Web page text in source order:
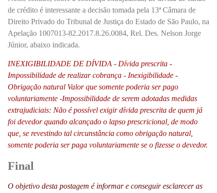
de crédito é interessante a decisão tomada pela 13ª Câmara de
Direito Privado do Tribunal de Justiça do Estado de São Paulo, na
Apelação 1007013-82.2017.8.26.0084, Rel. Des. Nelson Jorge
Júnior, abaixo indicada.
INEXIGIBILIDADE DE DÍVIDA - Dívida prescrita -
Impossibilidade de realizar cobrança - Inexigibilidade -
Obrigação natural Valor que somente poderia ser pago
voluntariamente -Impossibilidade de serem adotadas medidas
extrajudiciais: Não é possível exigir dívida prescrita de quem já
foi devedor quando alcançado o lapso prescricional, de modo
que, se revestindo tal circunstância como obrigação natural,
somente poderia ser paga voluntariamente se o fizesse o devedor.
Final
O objetivo desta postagem é informar e conseguir esclarecer as